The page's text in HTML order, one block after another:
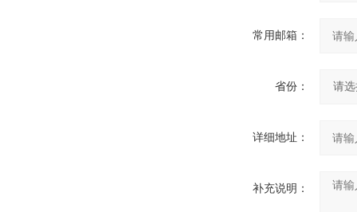
常用邮箱：
省份：
详细地址：
补充说明：